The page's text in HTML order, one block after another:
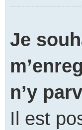
Je
n’y
Il est